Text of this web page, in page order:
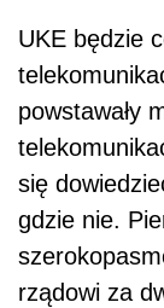
UKE będzie
powstawały
się
gdzie nie.
rządowi za